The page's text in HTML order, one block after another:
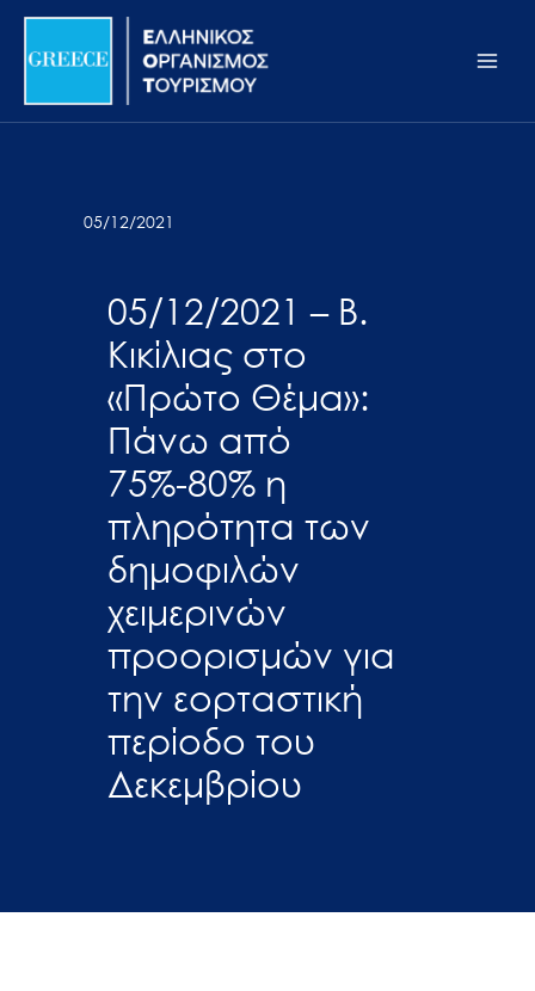
Σημείωση:
ιστότοπος
προσβασιμότητας.
Μετάβαση
περιεχόμενο
05/12/2021
05/12/2021 – Β.
Κικίλιας στο
«Πρώτο Θέμα»:
Πάνω από
75%-80% η
πληρότητα των
δημοφιλών
χειμερινών
προορισμών για
την εορταστική
περίοδο του
Δεκεμβρίου